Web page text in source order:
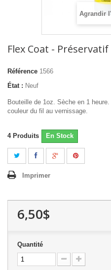
Agrandir
Flex Coat -
Référence 1566
État : Neuf
Bouteille de 1oz. Sèche en 1
couleur du fil au vernissage.
4 Produits En Stock
Imprimer
6,50$
Quantité